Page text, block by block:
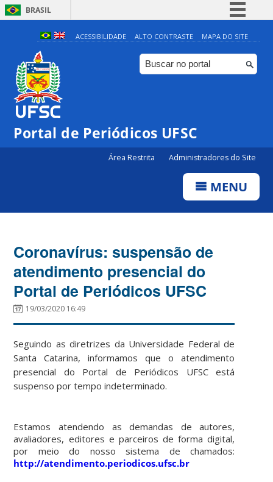
BRASIL
Simplifique!
Comunica BR
Participe
Canais
ACESSIBILIDADE ALTO CONTRASTE MAPA DO SITE
Portal de Periódicos UFSC
Área Restrita Administradores do Site
MENU
Coronavírus: suspensão de
atendimento presencial do
Portal de Periódicos UFSC
19/03/2020 16:49
Seguindo as diretrizes da Universidade Federal de
Santa Catarina, informamos que o atendimento
presencial do Portal de Periódicos UFSC está
suspenso por tempo indeterminado.
Estamos atendendo as demandas de autores,
avaliadores, editores e parceiros de forma digital,
por meio do nosso sistema de chamados:
http://atendimento.periodicos.ufsc.br